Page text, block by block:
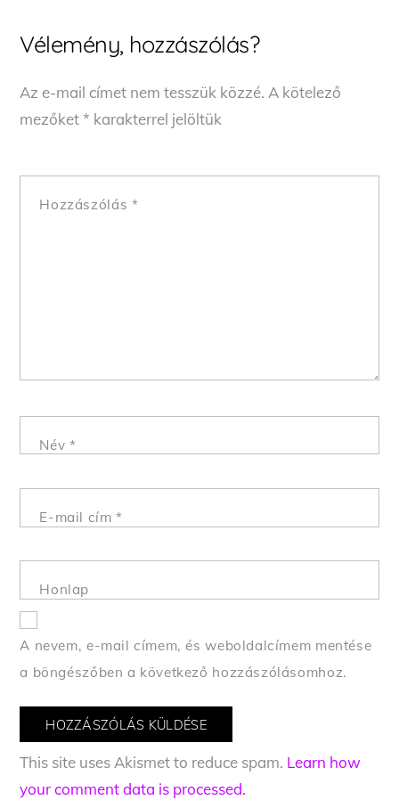
Vélemény, hozzászólás?
Az e-mail címet nem tesszük közzé. A kötelező
mezőket* karakterrel jelöltük
Hozzászólás *
Név *
E-mail cím*
Honlap
A nevem, e-mail címem, és weboldalcímem mentése
a böngészőben a következő hozzászólásomhoz.
This site uses Akismet to reduce spam. Learn how
your comment data is processed.